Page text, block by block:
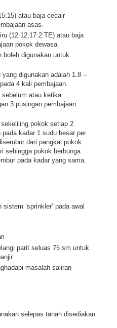
atau baja cecair
asas.
(12:12:17:2:TE) atau baja
pokok dewasa.
boleh digunakan untuk
digunakan adalah 1.8 –
4 kali pembajaan.
atau ketika
3 pusingan pembajaan
pokok setiap 2
kadar 1 sudu besar per
dari pangkal pokok
sehingga pokok berbunga.
pada kadar yang sama.
‘sprinkler’ pada awal
parit seluas 75 sm untuk
masalah saliran
selepas tanah disediakan